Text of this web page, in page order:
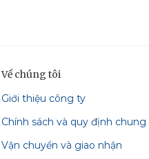
Về chúng tôi
Giới thiệu công ty
Chính sách và quy định chung
Vận chuyển và giao nhận